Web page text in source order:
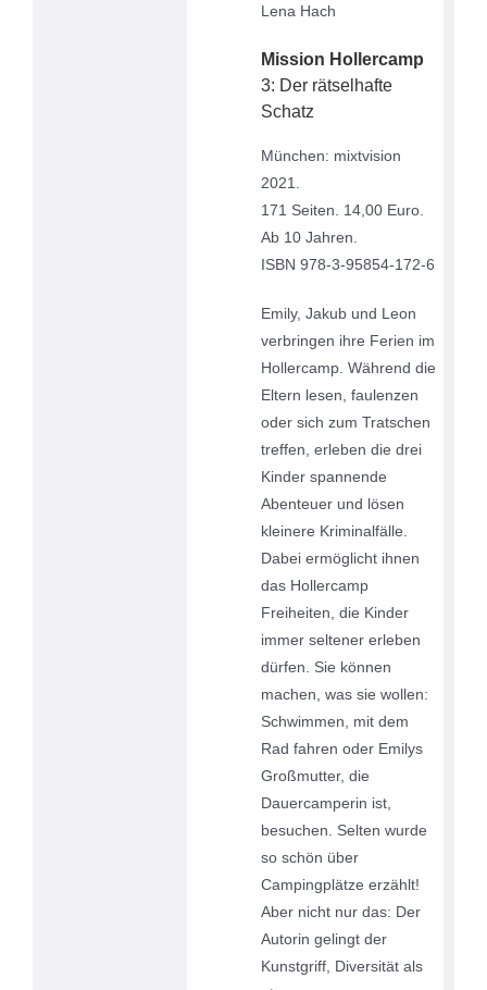
Lena Hach
Mission Hollercamp
3: Der rätselhafte
Schatz
München: mixtvision
2021.
171 Seiten. 14,00 Euro.
Ab 10 Jahren.
ISBN 978-3-95854-172-6
Emily, Jakub und Leon
verbringen ihre Ferien im
Hollercamp. Während die
Eltern lesen, faulenzen
oder sich zum Tratschen
treffen, erleben die drei
Kinder spannende
Abenteuer und lösen
kleinere Kriminalfälle.
Dabei ermöglicht ihnen
das Hollercamp
Freiheiten, die Kinder
immer seltener erleben
dürfen. Sie können
machen, was sie wollen:
Schwimmen, mit dem
Rad fahren oder Emilys
Großmutter, die
Dauercamperin ist,
besuchen. Selten wurde
so schön über
Campingplätze erzählt!
Aber nicht nur das: Der
Autorin gelingt der
Kunstgriff, Diversität als